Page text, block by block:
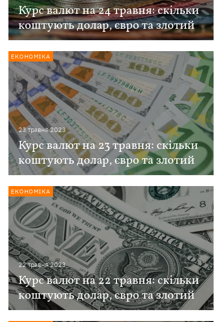
Курс валют на 24 травня: скільки
коштують долар, євро та злотий
23 травня 2023
Курс валют на 23 травня: скільки
коштують долар, євро та злотий
ЕКОНОМІКА
22 травня 2023
Курс валют на 22 травня: скільки
коштують долар, євро та злотий
ЕКОНОМІКА